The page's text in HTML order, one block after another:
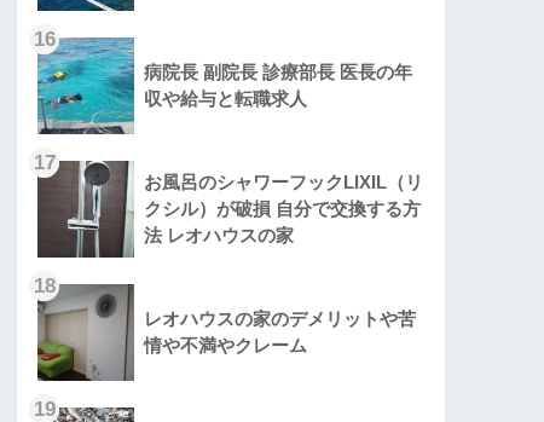
16
病院長 副院長 診療部長 医長の年
収や給与と転職求人
17
お風呂のシャワーフックLIXIL（リ
クシル）が破損 自分で交換する方
法 レオハウスの家
18
レオハウスの家のデメリットや苦
情や不満やクレーム
19